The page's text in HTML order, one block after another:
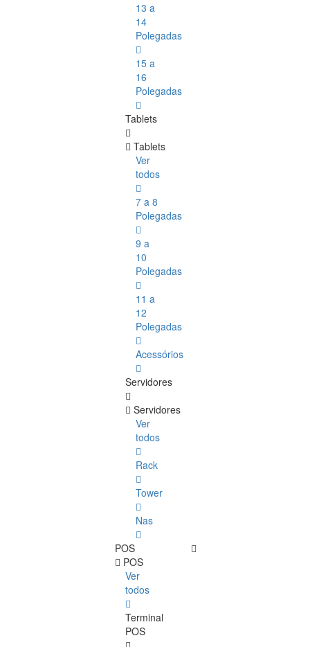
13 a
14
Polegadas
15 a
16
Polegadas
Tablets
Tablets
Ver
todos
7 a 8
Polegadas
9 a
10
Polegadas
11 a
12
Polegadas
Acessórios
Servidores
Servidores
Ver
todos
Rack
Tower
Nas
POS
POS
Ver
todos
Terminal
POS